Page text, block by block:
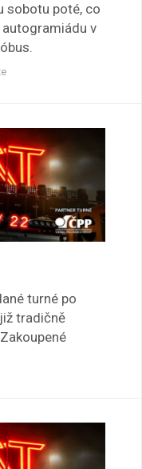
sobotu poté, co
v
turné po
tradičně